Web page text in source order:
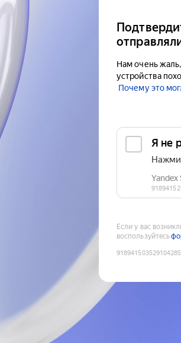
Нам очень
устройства
Почему это
Если у вас
воспользуйтесь